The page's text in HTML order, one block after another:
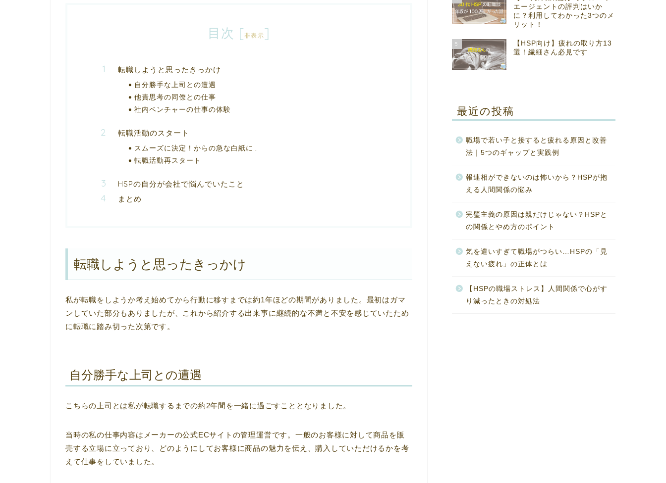
目次 [非表示]
転職しようと思ったきっかけ
自分勝手な上司との遭遇
他責思考の同僚との仕事
社内ベンチャーの仕事の体験
転職活動のスタート
スムーズに決定！からの急な白紙に…
転職活動再スタート
HSPの自分が会社で悩んでいたこと
まとめ
転職しようと思ったきっかけ
私が転職をしようか考え始めてから行動に移すまでは約1年ほどの期間がありました。最初はガマ
ンしていた部分もありましたが、これから紹介する出来事に継続的な不満と不安を感じていたため
に転職に踏み切った次第です。
自分勝手な上司との遭遇
こちらの上司とは私が転職するまでの約2年間を一緒に過ごすこととなりました。
当時の私の仕事内容はメーカーの公式ECサイトの管理運営です。一般のお客様に対して商品を販
売する立場に立っており、どのようにしてお客様に商品の魅力を伝え、購入していただけるかを考
えて仕事をしていました。
エージェントの評判はいか
に？利用してわかった3つのメ
リット！
5
【HSP向け】疲れの取り方13
選！繊細さん必見です
最近の投稿
職場で若い子と接すると疲れる原因と改善
法｜5つのギャップと実践例
報連相ができないのは怖いから？HSPが抱
える人間関係の悩み
完璧主義の原因は親だけじゃない？HSPと
の関係とやめ方のポイント
気を遣いすぎて職場がつらい…HSPの「見
えない疲れ」の正体とは
【HSPの職場ストレス】人間関係で心がす
り減ったときの対処法